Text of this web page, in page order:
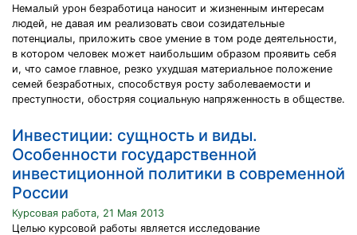
Немалый урон безработица наносит и жизненным интересам
людей, не давая им реализовать свои созидательные
потенциалы, приложить свое умение в том роде деятельности,
в котором человек может наибольшим образом проявить себя
и, что самое главное, резко ухудшая материальное положение
семей безработных, способствуя росту заболеваемости и
преступности, обостряя социальную напряженность в обществе.
Инвестиции: сущность и виды.
Особенности государственной
инвестиционной политики в современной
России
Курсовая работа, 21 Мая 2013
Целью курсовой работы является исследование